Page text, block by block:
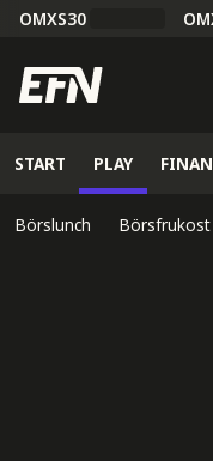
OMXS30
START PLAY
Börslunch Börsfrukost